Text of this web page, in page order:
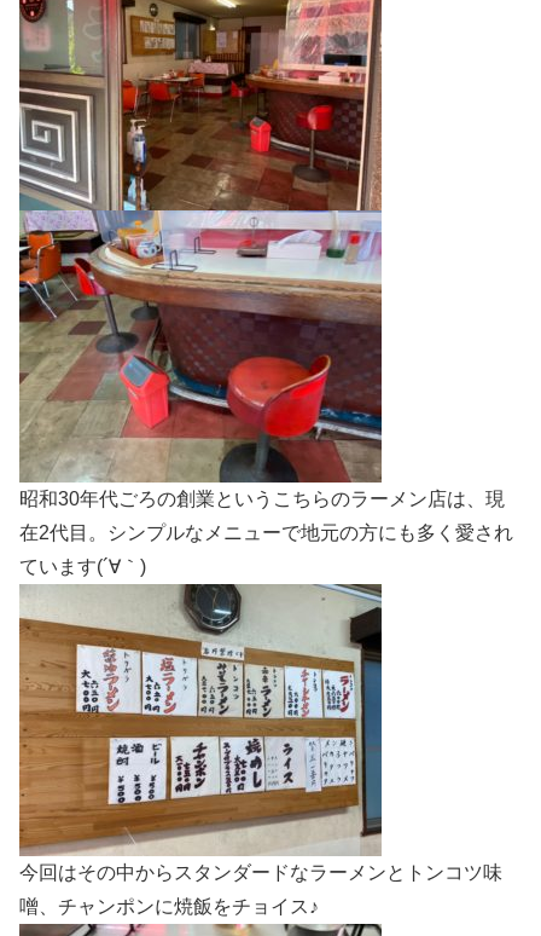
昭和30年代ごろの創業というこちらのラーメン店は、現
在2代目。シンプルなメニューで地元の方にも多く愛され
ています(´∀｀)
今回はその中からスタンダードなラーメンとトンコツ味
噌、チャンポンに焼飯をチョイス♪